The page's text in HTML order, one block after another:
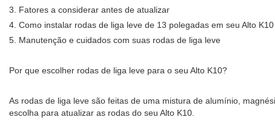
3. Fatores a considerar antes de atualizar
4. Como instalar rodas de liga leve de 13 polegadas em seu Alto K10
5. Manutenção e cuidados com suas rodas de liga leve
Por que escolher rodas de liga leve para o seu Alto K10?
As rodas de liga leve são feitas de uma mistura de alumínio,
escolha para atualizar as rodas do seu Alto K10.